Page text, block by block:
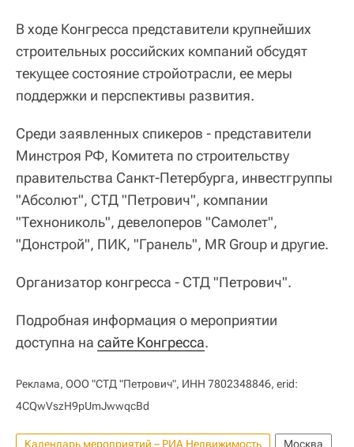
В ходе Конгресса представители крупнейших
строительных российских компаний обсудят
текущее состояние стройотрасли, ее меры
поддержки и перспективы развития.
Среди заявленных спикеров - представители
Минстроя РФ, Комитета по строительству
правительства Санкт-Петербурга, инвестгруппы
"Абсолют", СТД "Петрович", компании
"Технониколь", девелоперов "Самолет",
"Донстрой", ПИК, "Гранель", MR Group и другие.
Организатор конгресса - СТД "Петрович".
Подробная информация о мероприятии
доступна на сайте Конгресса.
Реклама, ООО "СТД "Петрович", ИНН 7802348846, erid:
4CQwVszH9pUmJwwqcBd
Календарь мероприятий – РИА Недвижимость Москва